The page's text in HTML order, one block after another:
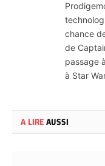
chance
de
passage
à Star
A LIREAUSSI